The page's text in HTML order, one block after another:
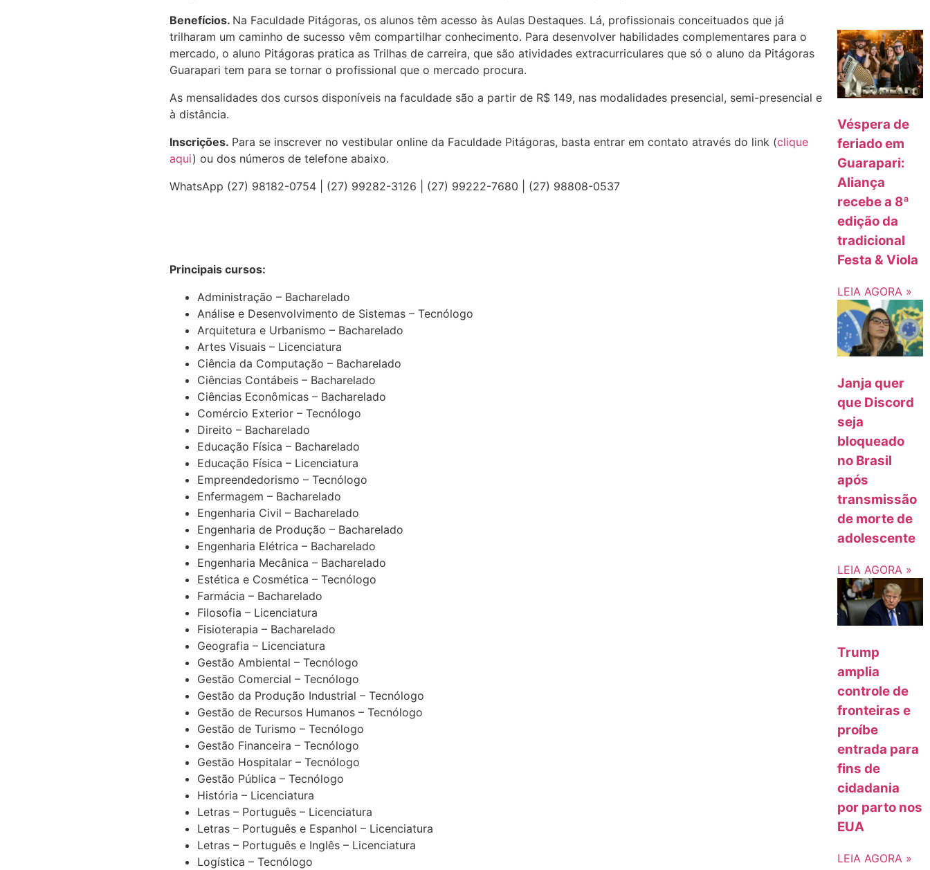
Benefícios. Na Faculdade Pitágoras, os alunos têm acesso às Aulas Destaques. Lá, profissionais conceituados que já
trilharam um caminho de sucesso vêm compartilhar conhecimento. Para desenvolver habilidades complementares para o
mercado, o aluno Pitágoras pratica as Trilhas de carreira, que são atividades extracurriculares que só o aluno da Pitágoras
Guarapari tem para se tornar o profissional que o mercado procura.
As mensalidades dos cursos disponíveis na faculdade são a partir de R$ 149, nas modalidades presencial, semi-presencial e
à distância.
Inscrições. Para se inscrever no vestibular online da Faculdade Pitágoras, basta entrar em contato através do link (clique
aqui) ou dos números de telefone abaixo.
WhatsApp (27) 98182-0754 | (27) 99282-3126 | (27) 99222-7680 | (27) 98808-0537
Principais cursos:
Administração – Bacharelado
Análise e Desenvolvimento de Sistemas – Tecnólogo
Arquitetura e Urbanismo – Bacharelado
Artes Visuais – Licenciatura
Ciência da Computação – Bacharelado
Ciências Contábeis – Bacharelado
Ciências Econômicas – Bacharelado
Comércio Exterior – Tecnólogo
Direito – Bacharelado
Educação Física – Bacharelado
Educação Física – Licenciatura
Empreendedorismo – Tecnólogo
Enfermagem – Bacharelado
Engenharia Civil – Bacharelado
Engenharia de Produção – Bacharelado
Engenharia Elétrica – Bacharelado
Engenharia Mecânica – Bacharelado
Estética e Cosmética – Tecnólogo
Farmácia – Bacharelado
Filosofia – Licenciatura
Fisioterapia – Bacharelado
Geografia – Licenciatura
Gestão Ambiental – Tecnólogo
Gestão Comercial – Tecnólogo
Gestão da Produção Industrial – Tecnólogo
Gestão de Recursos Humanos – Tecnólogo
Gestão de Turismo – Tecnólogo
Gestão Financeira – Tecnólogo
Gestão Hospitalar – Tecnólogo
Gestão Pública – Tecnólogo
História – Licenciatura
Letras – Português – Licenciatura
Letras – Português e Espanhol – Licenciatura
Letras – Português e Inglês – Licenciatura
Logística – Tecnólogo
Véspera de
feriado em
Guarapari:
Aliança
recebe a 8ª
edição da
tradicional
Festa & Viola
LEIA AGORA »
Janja quer
que Discord
seja
bloqueado
no Brasil
após
transmissão
de morte de
adolescente
LEIA AGORA »
Trump
amplia
controle de
fronteiras e
proíbe
entrada para
fins de
cidadania
por parto nos
EUA
LEIA AGORA »